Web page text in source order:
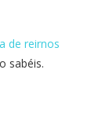
sabéis.